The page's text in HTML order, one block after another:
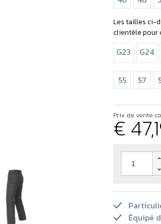
Haute
Visible de
ventes
et l'innovation
Les tailles ci-
clientèle pour
G23 G24
55 57
Prix de vente
€
Équipé